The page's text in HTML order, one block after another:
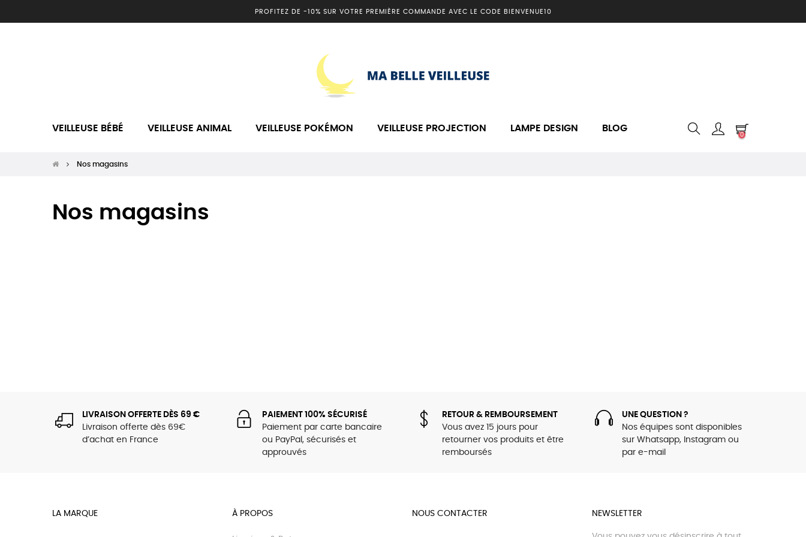
PROFITEZ DE -10% SUR VOTRE PREMIÈRE COMMANDE AVEC LE CODE BIENVENUE10
VEILLEUSE BÉBÉ VEILLEUSE ANIMAL VEILLEUSE POKÉMON VEILLEUSE PROJECTION LAMPE DESIGN BLOG
0
Nos magasins
Nos magasins
LIVRAISON OFFERTE DÈS 69 €
Livraison offerte dès 69€
d’achat en France
PAIEMENT 100% SÉCURISÉ
Paiement par carte bancaire
ou PayPal, sécurisés et
approuvés
RETOUR & REMBOURSEMENT
Vous avez 15 jours pour
retourner vos produits et être
remboursés
UNE QUESTION ?
Nos équipes sont disponibles
sur Whatsapp, Instagram ou
par e-mail
LA MARQUE À PROPOS NOUS CONTACTER NEWSLETTER